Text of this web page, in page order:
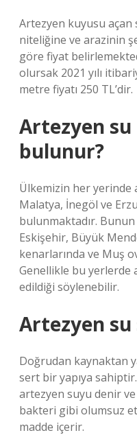
Artezyen kuyusu
niteliğine ve arazinin
göre fiyat
olursak 2021 yılı
metre fiyatı 250 TL’dir.
Artezyen su
bulunur?
Ülkemizin her yerinde
Malatya, İnegöl ve
bulunmaktadır. Bunun
Eskişehir, Büyük
kenarlarında ve Muş
Genellikle bu yerlerde
edildiği söylenebilir.
Artezyen su
Doğrudan kaynaktan
sert bir yapıya
artezyen suyu denir
bakteri gibi olumsuz
madde içerir.